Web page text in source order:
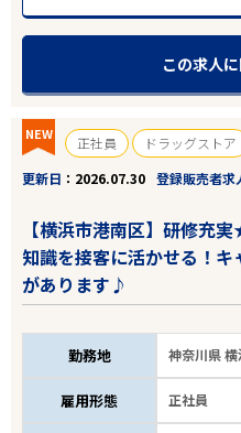
この求人
NEW 正社員
ドラッグストア
更新日
2026.07.30 登録販売者求
【横浜市港南区】研修充
知識を接客に活かせる！
があります♪
勤務地 神奈川県
雇用形態 正社員